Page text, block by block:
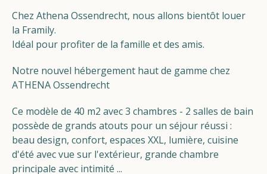
Contact
Apple App Store
Android Play Store
Chez Athena Ossendrecht, nous allons bientôt louer
la Framily.
Idéal pour profiter de la famille et des amis.
Notre nouvel hébergement haut de gamme chez
ATHENA Ossendrecht
Ce modèle de 40 m2 avec 3 chambres - 2 salles de bain
possède de grands atouts pour un séjour réussi :
beau design, confort, espaces XXL, lumière, cuisine
d'été avec vue sur l'extérieur, grande chambre
principale avec intimité ...